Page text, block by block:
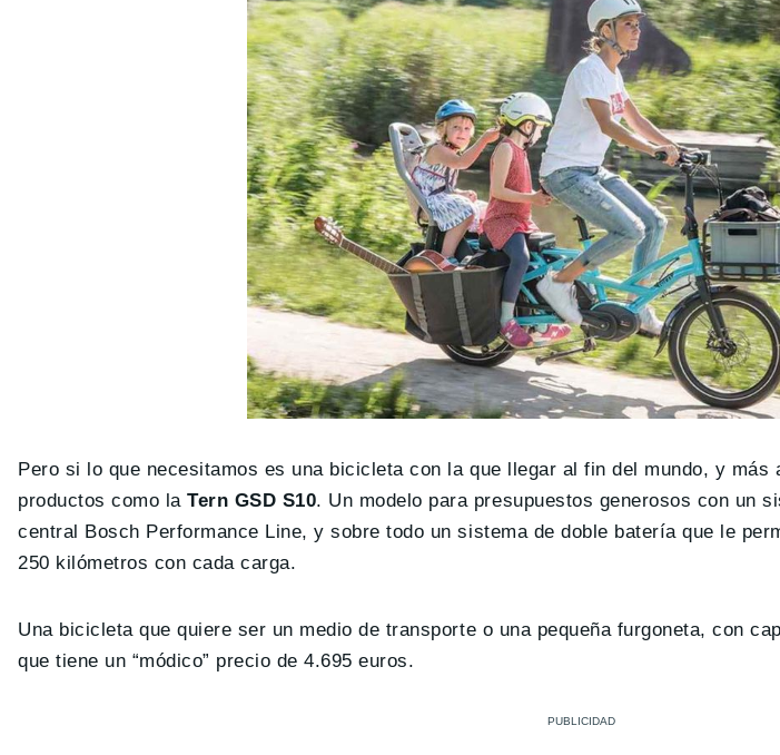
Pero si lo que necesitamos es una bicicleta con la que llegar al fin del mundo, y más
productos como laTern GSD S10. Un modelo para presupuestos generosos con un
central Bosch Performance Line, y sobre todo un sistema de doble batería que le
250 kilómetros con cada carga.
Una bicicleta que quiere ser un medio de transporte o una pequeña furgoneta, con
que tiene un “módico” precio de 4.695 euros.